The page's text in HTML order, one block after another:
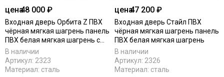
цена48 000 ₽
Входная дверь Орбита Z ПВХ
чёрная мягкая шагрень панель
ПВХ белая мягкая шагрень с
зеркалом Z
В наличии
Артикул: 2323
Материал: сталь
цена47 200 ₽
Входная дверь Стайл ПВХ
чёрная мягкая шагрень панель
ПВХ белая мягкая шагрень
В наличии
Артикул: 2326
Материал: сталь